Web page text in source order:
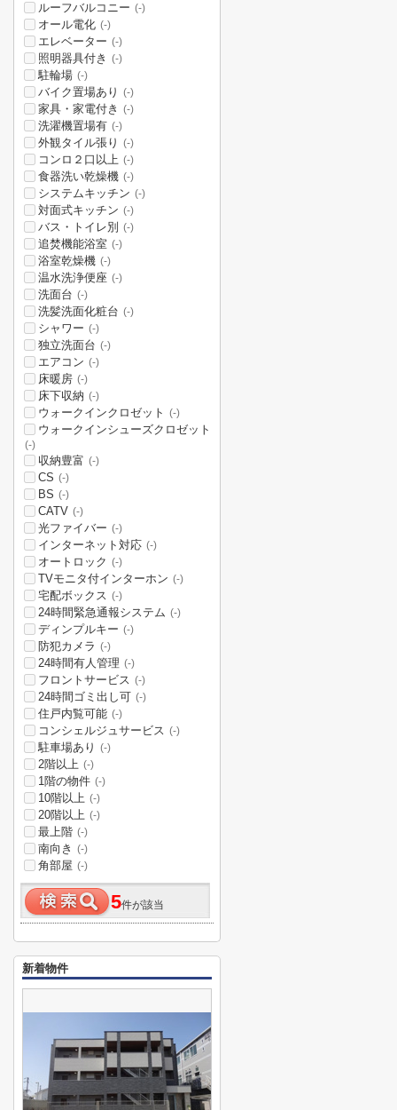
ルーフバルコニー (-)
オール電化 (-)
エレベーター (-)
照明器具付き (-)
駐輪場 (-)
バイク置場あり (-)
家具・家電付き (-)
洗濯機置場有 (-)
外観タイル張り (-)
コンロ２口以上 (-)
食器洗い乾燥機 (-)
システムキッチン (-)
対面式キッチン (-)
バス・トイレ別 (-)
追焚機能浴室 (-)
浴室乾燥機 (-)
温水洗浄便座 (-)
洗面台 (-)
洗髪洗面化粧台 (-)
シャワー (-)
独立洗面台 (-)
エアコン (-)
床暖房 (-)
床下収納 (-)
ウォークインクロゼット (-)
ウォークインシューズクロゼット
(-)
収納豊富 (-)
CS (-)
BS (-)
CATV (-)
光ファイバー (-)
インターネット対応 (-)
オートロック (-)
TVモニタ付インターホン (-)
宅配ボックス (-)
24時間緊急通報システム (-)
ディンプルキー (-)
防犯カメラ (-)
24時間有人管理 (-)
フロントサービス (-)
24時間ゴミ出し可 (-)
住戸内覧可能 (-)
コンシェルジュサービス (-)
駐車場あり (-)
2階以上 (-)
1階の物件 (-)
10階以上 (-)
20階以上 (-)
最上階 (-)
南向き (-)
角部屋 (-)
5件が該当
新着物件